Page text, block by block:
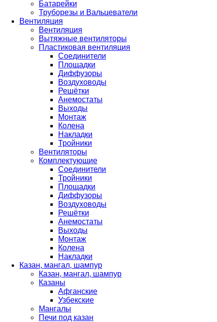
Батарейки
Труборезы и Вальцеватели
Вентиляция
Вентиляция
Вытяжные вентиляторы
Пластиковая вентиляция
Соединители
Площадки
Диффузоры
Воздуховоды
Решётки
Анемостаты
Выходы
Монтаж
Колена
Накладки
Тройники
Вентиляторы
Комплектующие
Соединители
Тройники
Площадки
Диффузоры
Воздуховоды
Решётки
Анемостаты
Выходы
Монтаж
Колена
Накладки
Казан, мангал, шампур
Казан, мангал, шампур
Казаны
Афганские
Узбекские
Мангалы
Печи под казан